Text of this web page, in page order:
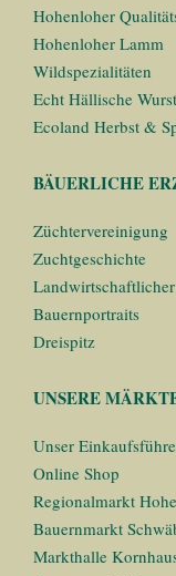
Hohenloher
Hohenloher Lamm
Wildspezialitäten
Echt Hällische
Ecoland Herbst &
BÄUERLICHE
Züchtervereinigung
Zuchtgeschichte
Bauernportraits
Dreispitz
UNSERE
Unser
Online Shop
Regionalmarkt
Bauernmarkt
Markthalle